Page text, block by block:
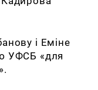
і Еміне
УФСБ «для